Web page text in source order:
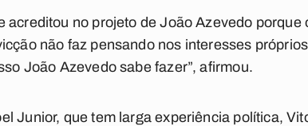
acreditou no projeto de João Azevedo
não faz pensando nos interesses
João Azevedo sabe fazer”, afirmou.
Junior, que tem larga experiência política,